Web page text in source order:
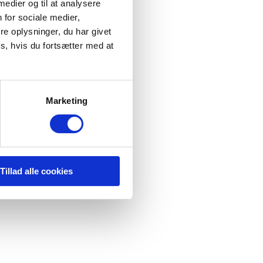
og til at analysere
for sociale medier,
oplysninger, du har givet
hvis du fortsætter med at
Marketing
Tillad alle cookies